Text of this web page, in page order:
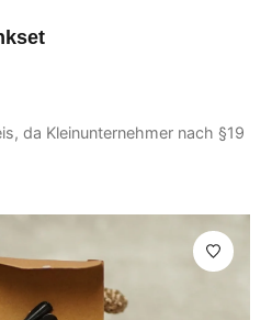
da Kleinunternehmer nach §19